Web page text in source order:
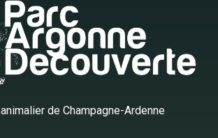
de Champagne-Ardenne